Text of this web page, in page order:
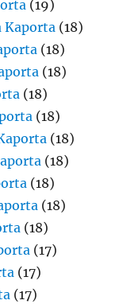
(19)
Kaporta (18)
(18)
(18)
(18)
(18)
(18)
(18)
(18)
(18)
(18)
(17)
(17)
(17)